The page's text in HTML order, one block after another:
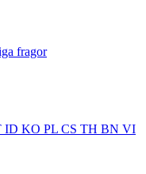
fragor
ID KO PL CS TH BN VI